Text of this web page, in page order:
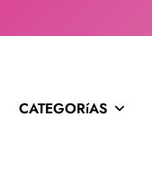
CATEGORíAS